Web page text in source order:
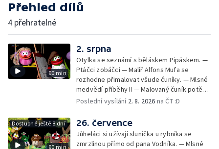
Přehled dílů
4 přehratelné
90 min
2. srpna
Otylka se seznámí s běláskem Pipáskem. —
Ptáčci zobáčci — Malíř Alfons Mufa se
rozhodne přimalovat všude čuníky. — Mlsné
medvědí příběhy II — Malovaný čuník potěší
Drsňačku. — Dobrodružství Arachnomušáka
kapela — Teta Pipeta se pustila do velkého
prádla a nezná slitování s Jůheláky ani
Polapilem. — Bob a Bobek na cestách — Muf
Poslední vysílání 2. 8. 2026 na ČT :D
Dostupné ještě 8 dní
90 min
26. července
Jůheláci si užívají sluníčka u rybníka se
zmrzlinou přímo od pana Vodníka. — Mlsné